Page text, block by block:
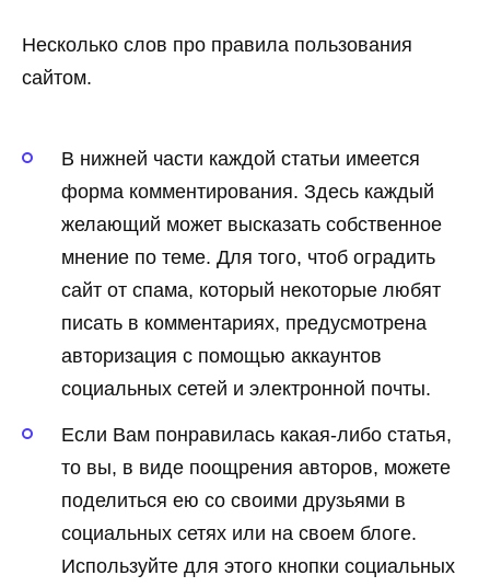
Несколько слов про правила пользования
сайтом.
В нижней части каждой статьи имеется
форма комментирования. Здесь каждый
желающий может высказать собственное
мнение по теме. Для того, чтоб оградить
сайт от спама, который некоторые любят
писать в комментариях, предусмотрена
авторизация с помощью аккаунтов
социальных сетей и электронной почты.
Если Вам понравилась какая-либо статья,
то вы, в виде поощрения авторов, можете
поделиться ею со своими друзьями в
социальных сетях или на своем блоге.
Используйте для этого кнопки социальных